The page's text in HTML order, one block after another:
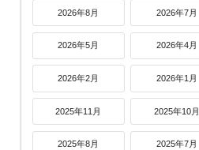
2026年8月 2026年7月
2026年5月 2026年4月
2026年2月 2026年1月
2025年11月 2025年10月
2025年8月 2025年7月